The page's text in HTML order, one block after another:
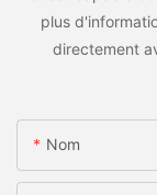
plus
directement
Nom